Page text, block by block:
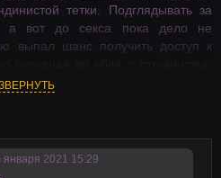
тетки. Подглядывать за
а вот до секса пока дело не
выпал шанс получить доступ к
и позволила озорнику прочие
января 2021 15:29